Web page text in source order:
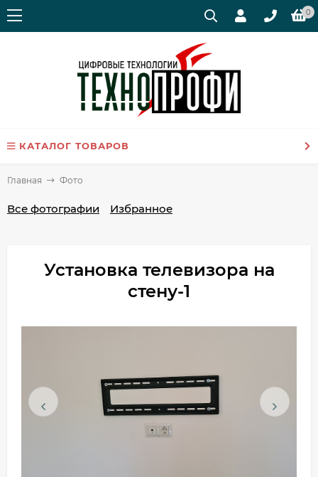
0
КАТАЛОГ ТОВАРОВ
Главная Фото
Все фотографии Избранное
Установка телевизора на
стену-1